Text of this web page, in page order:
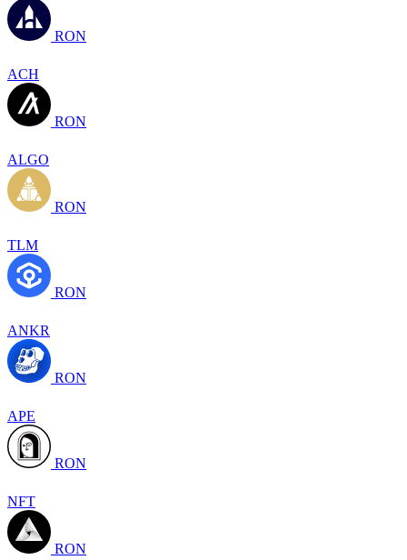
RON
ACH
RON
ALGO
RON
TLM
RON
ANKR
RON
APE
RON
NFT
RON